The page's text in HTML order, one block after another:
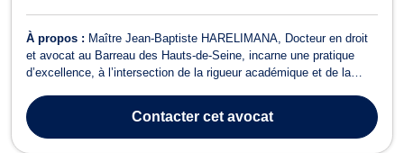
À propos : Maître Jean-Baptiste HARELIMANA, Docteur en droit
et avocat au Barreau des Hauts-de-Seine, incarne une pratique
d’excellence, à l’intersection de la rigueur académique et de la
partenaire stratégique pour des acteurs confrontés à des enjeux
juridiques complexes, en F...
Contactercet avocat